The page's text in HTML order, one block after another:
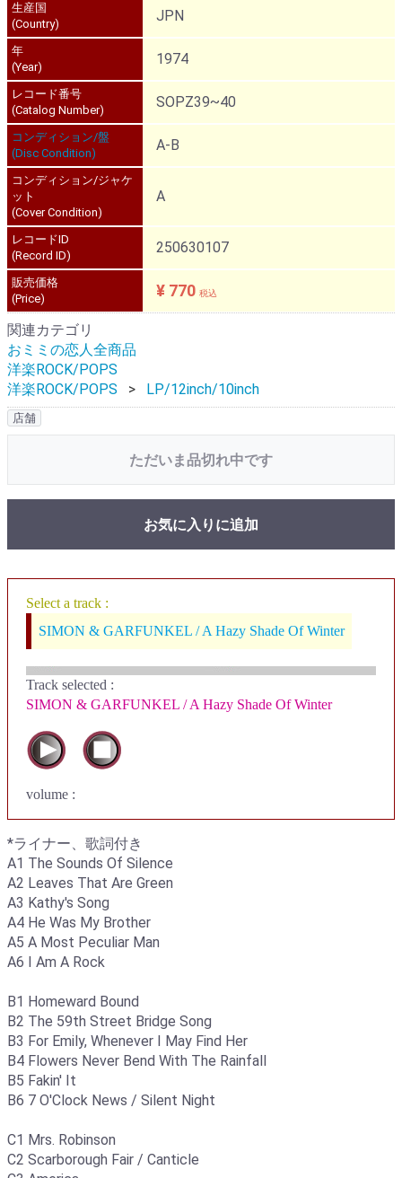
生産国
(Country)
JPN
年
(Year)
1974
レコード番号
(Catalog Number)
SOPZ39~40
コンディション/盤
(Disc Condition)
A-B
コンディション/ジャケ
ット
(Cover Condition)
A
レコードID
(Record ID)
250630107
販売価格
(Price)
¥ 770 税込
関連カテゴリ
おミミの恋人全商品
洋楽ROCK/POPS
洋楽ROCK/POPS
LP/12inch/10inch
店舗
ただいま品切れ中です
お気に入りに追加
Select a track :
SIMON & GARFUNKEL / A Hazy Shade Of Winter
Track selected :
SIMON & GARFUNKEL / A Hazy Shade Of Winter
volume :
*ライナー、歌詞付き
A1 The Sounds Of Silence
A2 Leaves That Are Green
A3 Kathy's Song
A4 He Was My Brother
A5 A Most Peculiar Man
A6 I Am A Rock
B1 Homeward Bound
B2 The 59th Street Bridge Song
B3 For Emily, Whenever I May Find Her
B4 Flowers Never Bend With The Rainfall
B5 Fakin' It
B6 7 O'Clock News / Silent Night
C1 Mrs. Robinson
C2 Scarborough Fair / Canticle